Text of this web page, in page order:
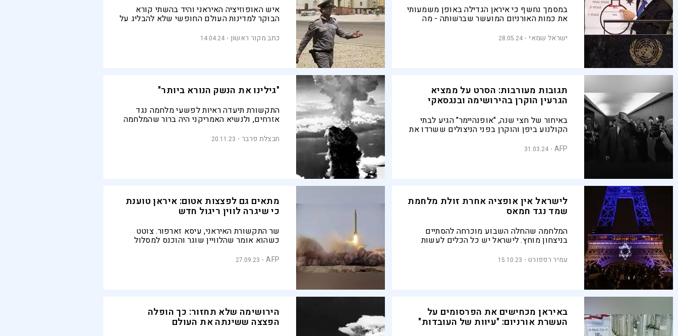
במסמך נחשף כי איראן הגדילה באופן משמעותי
את כמות האורניום המועשר שברשותה - מה
איראן ולמה?
ישראל שמאי 28.05.24
איש האופוזיציה האיראני והיד בהשתי קורא
הבוקר למדינות העולם החופשי שלא להבליג על
בהשתי בישראל והיה מנהיג האופוזיציה
האיראנית הראשון שנאם בכנסת ישראל
כתב מקור ראשון 14.04.24
תגובות מעורבות: הסרט על ממציא
הגרעין הוקרן בהירושימה ובנגסאקי
באיחור של חצי שנה, "אופנהיימר" הגיע לבתי
הקולנוע ביפן והוקרן בפני הניצולים ששרדו את
העולם השנייה
AFP
31.03.24
"גילינו את הנשק הנורא ביותר"
התקשורת תיעדה ראיות לפשעי מלחמה נגד
אזרחים, ולנשיא האמריקני היה ברור שהמלחמה
האירועים שקדמו להשלכת פצצת האטום על
חבצלת פרבר 20.11.23
לישראל אין אופציה אחרת זולת מלחמת
שמד נגד חמאס
המלחמה שהחלה השבוע מוכרחה להסתיים
בניצחון מוחץ. לישראל יש כל הכלים לעשות
כמה אתגרים
עמיר רפפורט 15.10.23
מתאים גם לפצצות אטום: איראן טוענת
כי שיגרה לווין ריגול חדש
שר התקשורת האיראני, עיסא זארפור. צוטט
כשהוא אומר שהלוויין שוגר והוכנס למסלול
קאסד
AFP
27.09.23
באיראן מכחישים את הפרסומים על
העשרת אורניום: "עיוות של העובדות"
הירושימה שלא תחזור: כך הופלה
הפצצה ששינתה את העולם